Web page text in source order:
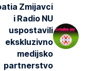
Zmijavci
i Radio NU
uspostavili
ekskluzivno
medijsko
partnerstvo